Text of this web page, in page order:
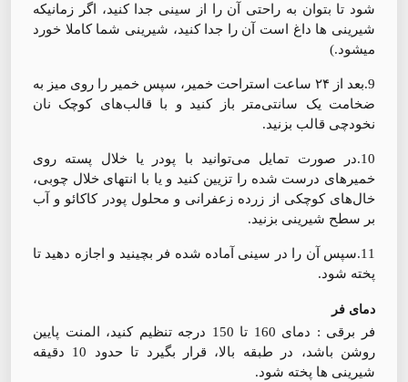
شود تا بتوان به راحتی آن را از سینی جدا کنید، اگر زمانیکه
شیرینی ها داغ است آن را جدا کنید، شیرینی شما کاملا خورد
میشود.)
9.بعد از ۲۴ ساعت استراحت خمیر، سپس خمیر را روی میز به
ضخامت یک سانتی‌متر باز کنید و با قالب‌های کوچک نان
نخودچی قالب بزنید.
10.در صورت تمایل می‌توانید با پودر یا خلال پسته روی
خمیرهای درست شده را تزیین کنید و یا با انتهای خلال چوبی،
خال‌های کوچکی از زرده زعفرانی و محلول پودر کاکائو و آب
بر سطح شیرینی بزنید.
11.سپس آن را در سینی آماده شده فر بچینید و اجازه دهید تا
پخته شود.
دمای فر
فر برقی : دمای 160 تا 150 درجه تنظیم کنید، المنت پایین
روشن باشد، در طبقه بالا، قرار بگیرد تا حدود 10 دقیقه
شیرینی ها پخته شود.